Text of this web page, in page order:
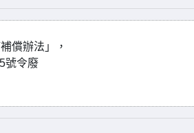
償辦法」，
號令廢